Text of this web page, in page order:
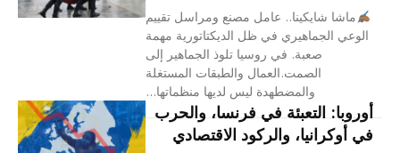
ماشا شايكينا.. عامل مصنع ومراسل تقييم
الوعي الجماهيري في ظل الديكتاتورية مهمة
صعبة. في روسيا تلوذ الجماهير إلى
الصمت.العمال والطبقات المستغلة
والمضطهدة ليس لديها منظماتها...
أوروبا: التعبئة في فرنسا، والحرب
في أوكرانيا، والركود الاقتصادي